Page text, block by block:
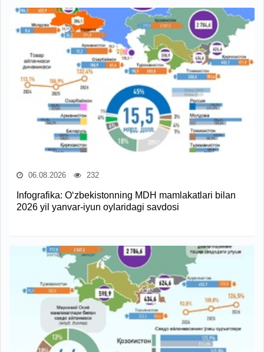
06.08.2026 232
Infografika: O‘zbekistonning MDH mamlakatlari bilan
2026 yil yanvar-iyun oylaridagi savdosi